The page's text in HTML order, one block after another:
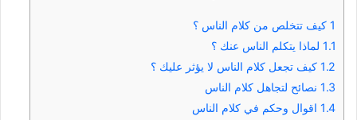
1 كيف تتخلص من كلام الناس ؟
1.1 لماذا يتكلم الناس عنك ؟
1.2 كيف تجعل كلام الناس لا يؤثر عليك ؟
1.3 نصائح لتجاهل كلام الناس
1.4 اقوال وحكم في كلام الناس